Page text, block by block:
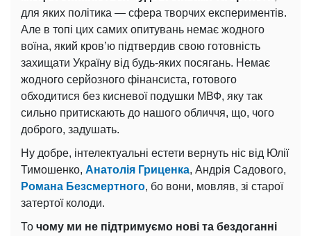
для яких політика — сфера творчих експериментів.
Але в топі цих самих опитувань немає жодного
воїна, який кров’ю підтвердив свою готовність
захищати Україну від будь-яких посягань. Немає
жодного серйозного фінансиста, готового
обходитися без кисневої подушки МВФ, яку так
сильно притискають до нашого обличчя, що, чого
доброго, задушать.
Ну добре, інтелектуальні естети вернуть ніс від Юлії
Тимошенко, Анатолія Гриценка, Андрія Садового,
Романа Безсмертного, бо вони, мовляв, зі старої
затертої колоди.
То чому ми не підтримуємо нові та бездоганні